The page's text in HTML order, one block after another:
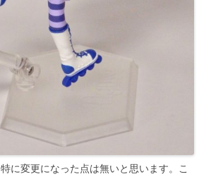
に変更になった点は無いと思います。こ